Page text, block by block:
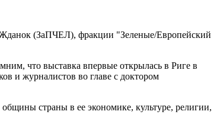
Жданок (ЗаПЧЕЛ), фракции "Зеленые/Европейский
что выставка впервые открылась в Риге в
и журналистов во главе с доктором
страны в ее экономике, культуре, религии,